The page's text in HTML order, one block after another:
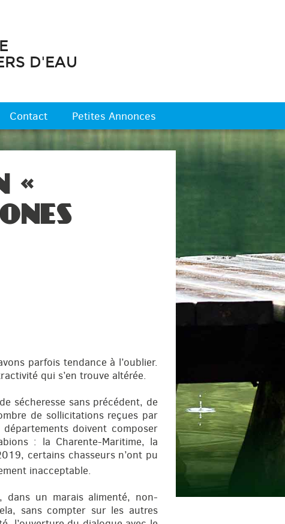
D'EAU
Contact Petites Annonces
«
parfois tendance à l’oublier.
qui s’en trouve altérée.
sécheresse sans précédent, de
de sollicitations reçues par
doivent composer
: la Charente-Maritime, la
certains chasseurs n’ont pu
inacceptable.
dans un marais alimenté, non-
sans compter sur les autres